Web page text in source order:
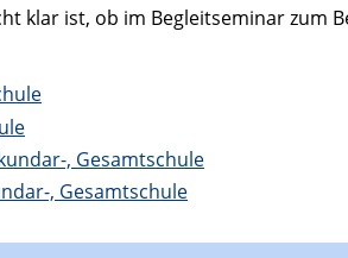
klar ist, ob im Begleitseminar zum
, Gesamtschule
, Gesamtschule